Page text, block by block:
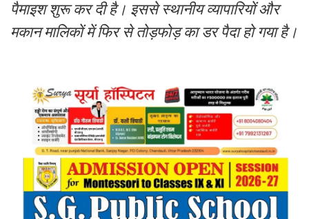
पैमाइश शुरू कर दी है। इससे स्थानीय व्यापारियों और
मकान मालिकों में फिर से तोड़फोड़ का डर पैदा हो गया है।